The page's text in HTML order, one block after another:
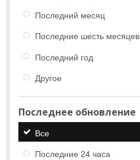
Последний месяц
Последние шесть месяцев
Последний год
Другое
Последнее обновление
Все
Последние 24 часа